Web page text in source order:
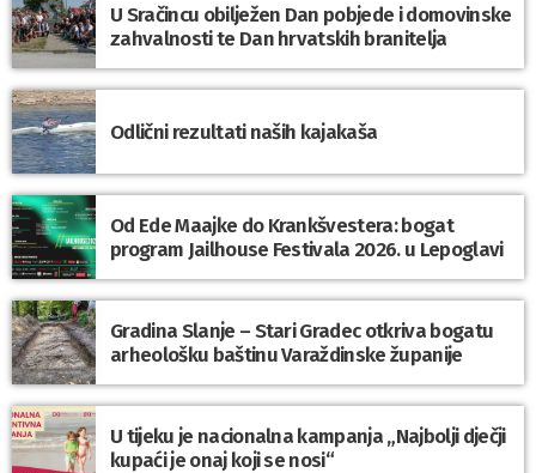
U Sračincu obilježen Dan pobjede i domovinske
zahvalnosti te Dan hrvatskih branitelja
Odlični rezultati naših kajakaša
Od Ede Maajke do Krankšvestera: bogat
program Jailhouse Festivala 2026. u Lepoglavi
Gradina Slanje – Stari Gradec otkriva bogatu
arheološku baštinu Varaždinske županije
U tijeku je nacionalna kampanja „Najbolji dječji
kupaći je onaj koji se nosi“